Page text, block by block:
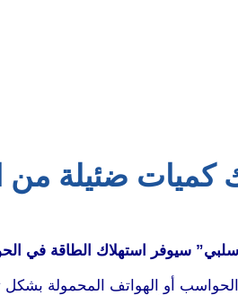
كميات ضئيلة من
سيوفر استهلاك الطاقة في
الحواسب أو الهواتف المحمولة